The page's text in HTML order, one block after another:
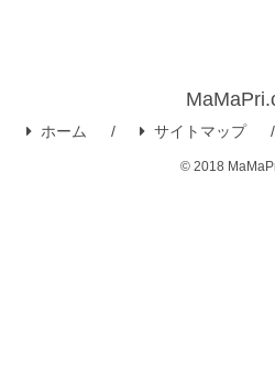
ホーム サイトマップ
© 2018